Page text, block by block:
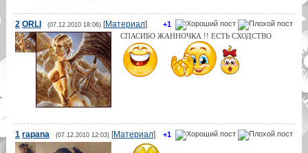
+1
2 ORLI (07.12.2010 18:06)[Материал]
СПАСИБО ЖАННОЧКА !! ЕСТЬ СХОДСТВО
+1
1 rapana (07.12.2010 12:03)[Материал]